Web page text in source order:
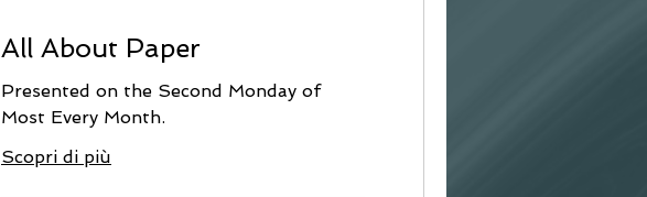
All About Paper
Presented on the Second Monday of
Most Every Month.
Scopri di più